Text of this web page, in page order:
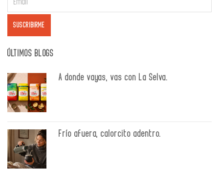
ÚLTIMOS BLOGS
A donde vayas, vas con La Selva.
Frío afuera, calorcito adentro.